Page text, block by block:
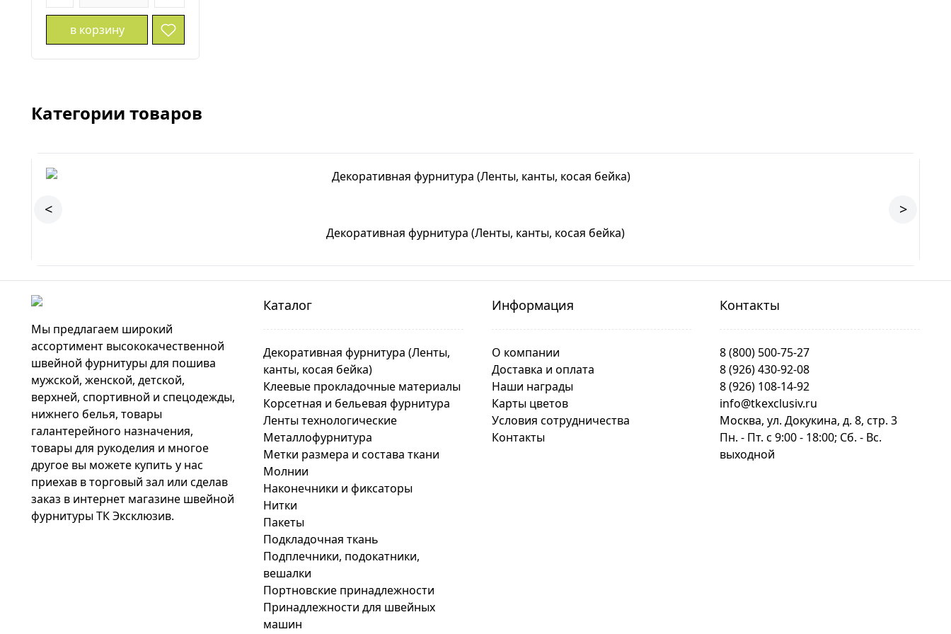
в корзину
Категории товаров
<
Декоративная фурнитура (Ленты, канты, косая бейка)
>
Мы предлагаем широкий
ассортимент высококачественной
швейной фурнитуры для пошива
мужской, женской, детской,
верхней, спортивной и спецодежды,
нижнего белья, товары
галантерейного назначения,
товары для рукоделия и многое
другое вы можете купить у нас
приехав в торговый зал или сделав
заказ в интернет магазине швейной
фурнитуры ТК Эксклюзив.
Каталог
Декоративная фурнитура (Ленты,
канты, косая бейка)
Клеевые прокладочные материалы
Корсетная и бельевая фурнитура
Ленты технологические
Металлофурнитура
Метки размера и состава ткани
Молнии
Наконечники и фиксаторы
Нитки
Пакеты
Подкладочная ткань
Подплечники, подокатники,
вешалки
Портновские принадлежности
Принадлежности для швейных
машин
Информация
О компании
Доставка и оплата
Наши награды
Карты цветов
Условия сотрудничества
Контакты
Контакты
8 (800) 500-75-27
8 (926) 430-92-08
8 (926) 108-14-92
info@tkexclusiv.ru
Москва, ул. Докукина, д. 8, стр. 3
Пн. - Пт. c 9:00 - 18:00; Сб. - Вс.
выходной